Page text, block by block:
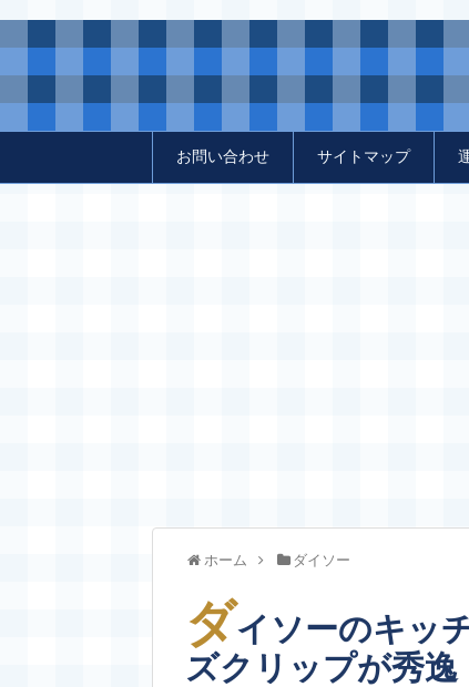
お問い合わせ サイトマップ
ホーム ダイソー
ダイソーのキッ
ズクリップが秀逸